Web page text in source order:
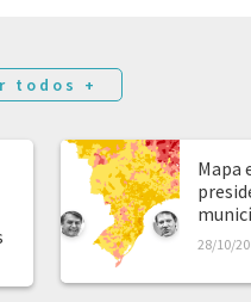
todos +
Mapa
28/10/